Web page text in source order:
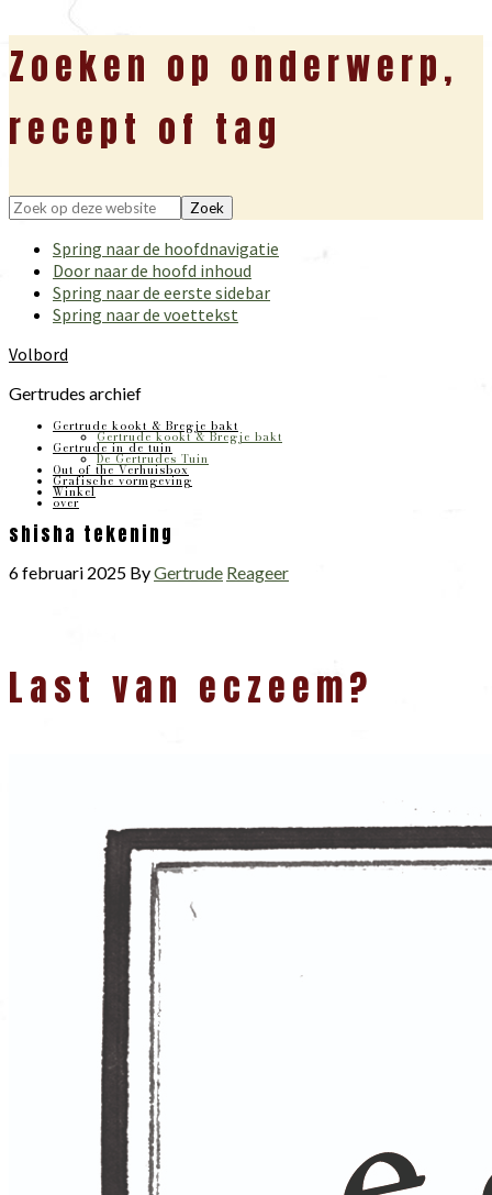
Zoeken op onderwerp,
recept of tag
Zoek
deze
website
Spring naar de hoofdnavigatie
Door naar de hoofd inhoud
Spring naar de eerste sidebar
Spring naar de voettekst
Volbord
Gertrudes archief
Gertrude kookt & Bregje bakt
Gertrude kookt & Bregje bakt
Gertrude in de tuin
De Gertrudes Tuin
Out of the Verhuisbox
Grafische vormgeving
Winkel
over
shisha tekening
6 februari 2025 ByGertrude Reageer
Interacties
Last van eczeem?